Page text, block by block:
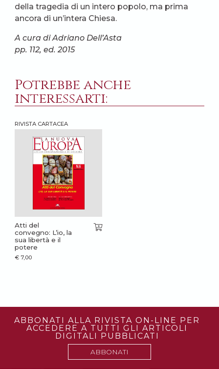
della tragedia di un intero popolo, ma prima
ancora di un’intera Chiesa.
A cura di Adriano Dell’Asta
pp. 112, ed. 2015
Potrebbe anche
interessarti:
RIVISTA CARTACEA
Atti del
convegno: L’io, la
sua libertà e il
potere
€ 7,00
ABBONATI ALLA RIVISTA ON-LINE PER
ACCEDERE A TUTTI GLI ARTICOLI
DIGITALI PUBBLICATI
ABBONATI